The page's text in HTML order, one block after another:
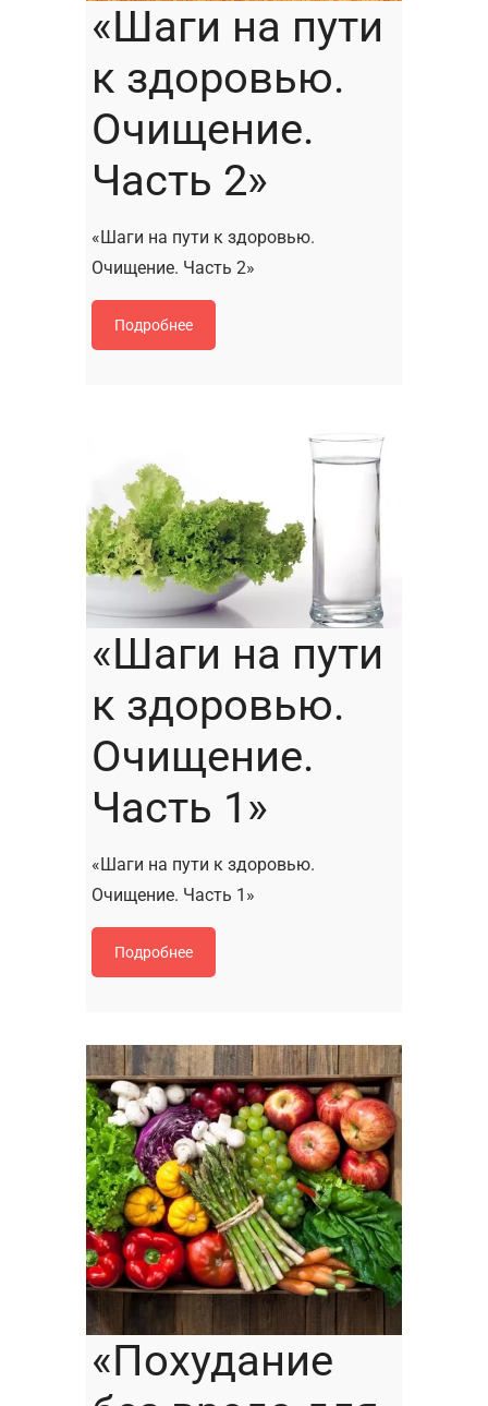
«Шаги на пути
к здоровью.
Очищение.
Часть 2»
«Шаги на пути к здоровью.
Очищение. Часть 2»
Подробнее
«Шаги на пути
к здоровью.
Очищение.
Часть 1»
«Шаги на пути к здоровью.
Очищение. Часть 1»
Подробнее
«Похудание